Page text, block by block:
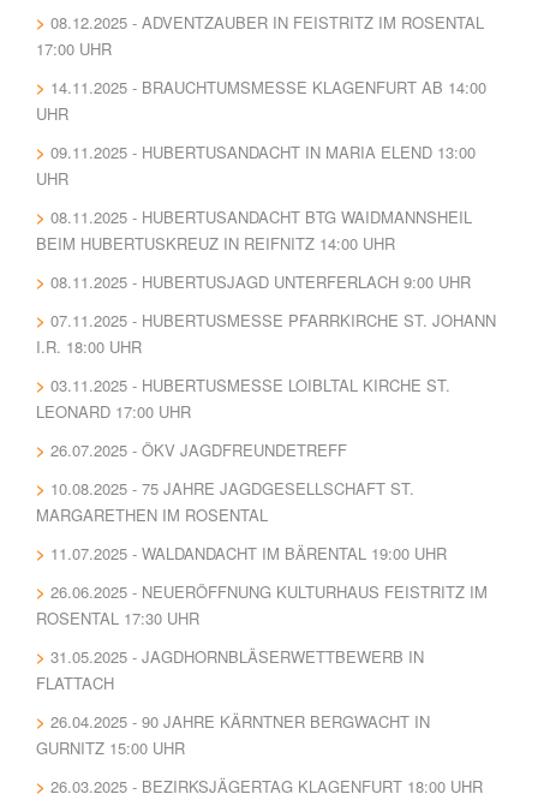
08.12.2025 - ADVENTZAUBER IN FEISTRITZ IM ROSENTAL
17:00 UHR
14.11.2025 - BRAUCHTUMSMESSE KLAGENFURT AB 14:00
UHR
09.11.2025 - HUBERTUSANDACHT IN MARIA ELEND 13:00
UHR
08.11.2025 - HUBERTUSANDACHT BTG WAIDMANNSHEIL
BEIM HUBERTUSKREUZ IN REIFNITZ 14:00 UHR
08.11.2025 - HUBERTUSJAGD UNTERFERLACH 9:00 UHR
07.11.2025 - HUBERTUSMESSE PFARRKIRCHE ST. JOHANN
I.R. 18:00 UHR
03.11.2025 - HUBERTUSMESSE LOIBLTAL KIRCHE ST.
LEONARD 17:00 UHR
26.07.2025 - ÖKV JAGDFREUNDETREFF
10.08.2025 - 75 JAHRE JAGDGESELLSCHAFT ST.
MARGARETHEN IM ROSENTAL
11.07.2025 - WALDANDACHT IM BÄRENTAL 19:00 UHR
26.06.2025 - NEUERÖFFNUNG KULTURHAUS FEISTRITZ IM
ROSENTAL 17:30 UHR
31.05.2025 - JAGDHORNBLÄSERWETTBEWERB IN
FLATTACH
26.04.2025 - 90 JAHRE KÄRNTNER BERGWACHT IN
GURNITZ 15:00 UHR
26.03.2025 - BEZIRKSJÄGERTAG KLAGENFURT 18:00 UHR